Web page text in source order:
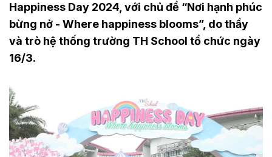
Happiness Day 2024, với chủ đề “Nơi hạnh phúc
bừng nở - Where happiness blooms”, do thầy
và trò hệ thống trường TH School tổ chức ngày
16/3.